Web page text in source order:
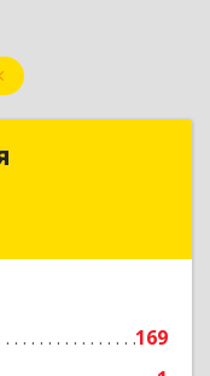
169
Юлия
Подробнее